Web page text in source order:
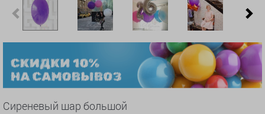
Previous
Сиреневый шар большой